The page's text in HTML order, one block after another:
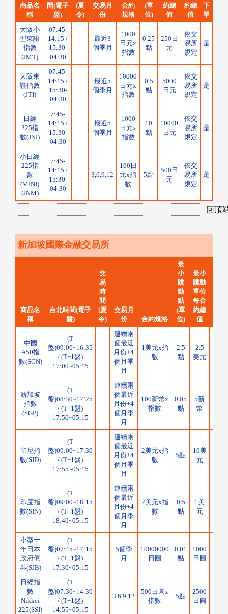
商品名
稱
間(電子
盤)
(夏
令)
交易月
份
合約
規格
(單
位)
約總
值
約總
值
下
單
大阪小
型東證
指數
(JMT)
07:45-
14:15 /
15:30-
04:30
最近3
個季月
1000
日元x
指數
0.25
點
250日
元
依交
易所
規定
是
大阪東
證指數
(JTI)
07:45-
14:15 /
15:30-
04:30
最近5
個季月
10000
日元x
指數
0.5
點
5000
日元
依交
易所
規定
是
日經
225指
數(JNI)
7:45-
14:15 /
15:30-
04:30
最近5
個季月
1000
日元x
指數
10
點
10000
日元
依交
易所
規定
是
小日經
225指
數
(MINI)
(JNM)
7:45-
14:15 /
15:30-
04:30
3,6,9,12
100日
元x指
數
5點
500日
元
依交
易所
規定
是
回頂
新加坡國際金融交易所
商品名
稱
台北時間(電子
盤)
交
易
時
間
(夏
令)
交易月
份
合約規格
最
小
跳
動
點
(單
位)
最小
跳動
單位
每合
約總
值
中國
A50指
數(SCN)
(T
盤)09:00~16:35
/ (T+1盤)
17:00~05:15
連續兩
個最近
月份+4
個月季
月
1美元x指
數
2.5
點
2.5
美元
新加坡
指數
(SGP)
(T
盤)08:30~17:25
/ (T+1盤)
17:50~05:15
連續兩
個最近
月份+4
個月季
月
100新幣x
指數
0.05
點
5新
幣
印尼指
數(SID)
(T
盤)09:00~17:30
/ (T+1盤)
17:55~05:15
連續兩
個最近
月份+4
個月季
月
2美元x指
數
5點
10美
元
印度指
數(SIN)
(T
盤)09:00~18:15
/ (T+1盤)
18:40~05:15
連續兩
個最近
月份+4
個月季
月
2美元x指
數
0.5
點
1美
元
小型十
年日本
政府債
券(SJB)
(T
盤)07:45~17:15
/ (T+1盤)
17:30~05:15
5個季
月
10000000
日圓
0.01
點
1000
日圓
日經指
數
Nikkei
225(SSI)
(T
盤)07:30~14:30
/ (T+1盤)
14:55~05:15
3.6.9.12
500日圓x
指數
5點
2500
日圓